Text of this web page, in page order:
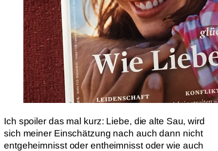
Ich spoiler das mal kurz: Liebe, die alte Sau, wird
sich meiner Einschätzung nach auch dann nicht
entgeheimnisst oder entheimnisst oder wie auch